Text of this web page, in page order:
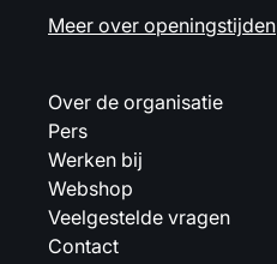
Meer over openingstijden
Over de organisatie
Pers
Werken bij
Webshop
Veelgestelde vragen
Contact